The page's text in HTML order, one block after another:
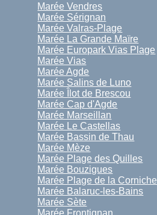
Marée Vendres
Marée Sérignan
Marée Valras-Plage
Marée La Grande Maïre
Marée Europark Vias Plage
Marée Vias
Marée Agde
Marée Salins de Luno
Marée Îlot de Brescou
Marée Cap d'Agde
Marée Marseillan
Marée Le Castellas
Marée Bassin de Thau
Marée Mèze
Marée Plage des Quilles
Marée Bouzigues
Marée Plage de la Corniche
Marée Balaruc-les-Bains
Marée Sète
Marée Frontignan